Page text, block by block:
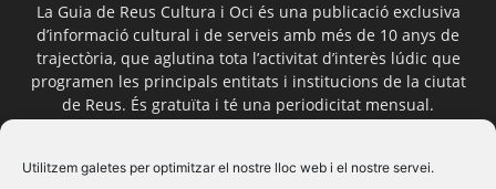
Utilitzem galetes per optimitzar el nostre lloc web i el nostre servei.
La Guia de Reus Cultura i Oci és una publicació exclusiva
d’informació cultural i de serveis amb més de 10 anys de
trajectòria, que aglutina tota l’activitat d’interès lúdic que
programen les principals entitats i institucions de la ciutat
de Reus. És gratuïta i té una periodicitat mensual.